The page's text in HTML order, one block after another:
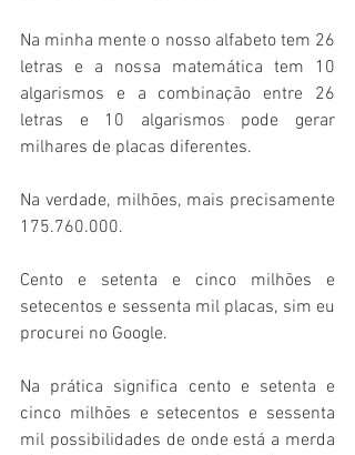
Na minha mente o nosso alfabeto tem 26
letras e a nossa matemática tem 10
algarismos e a combinação entre 26
letras e 10 algarismos pode gerar
milhares de placas diferentes.
Na verdade, milhões, mais precisamente
175.760.000.
Cento e setenta e cinco milhões e
setecentos e sessenta mil placas, sim eu
procurei no Google.
Na prática significa cento e setenta e
cinco milhões e setecentos e sessenta
mil possibilidades de onde está a merda